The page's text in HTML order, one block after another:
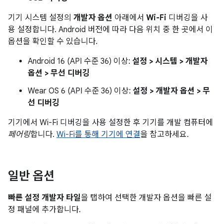
기기 시스템 설정의 개발자 옵션 아래에서 Wi-Fi 디버깅을 사
용 설정합니다. Android 버전에 따라 다음 위치 중 한 곳에서 이
옵션을 확인할 수 있습니다.
Android 16 (API 수준 36) 이상: 설정 > 시스템 > 개발자
옵션 > 무선 디버깅
Wear OS 6 (API 수준 36) 이상: 설정 > 개발자 옵션 > 무
선 디버깅
기기에서 Wi-Fi 디버깅을 사용 설정한 후 기기를 개발 컴퓨터에
페어링합니다. Wi-Fi를 통해 기기에 연결을 참고하세요.
일반 옵션
빠른 설정 개발자 타일을 탭하여 선택한 개발자 옵션을 빠른 설
정 패널에 추가합니다.